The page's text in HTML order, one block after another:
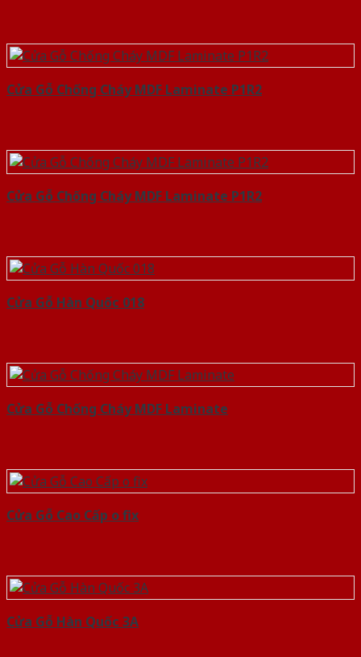
Cửa Gỗ Chống Cháy MDF Laminate P1R2
Cửa Gỗ Chống Cháy MDF Laminate P1R2
Cửa Gỗ Hàn Quốc 018
Cửa Gỗ Chống Cháy MDF Laminate
Cửa Gỗ Cao Cấp o fix
Cửa Gỗ Hàn Quốc 3A